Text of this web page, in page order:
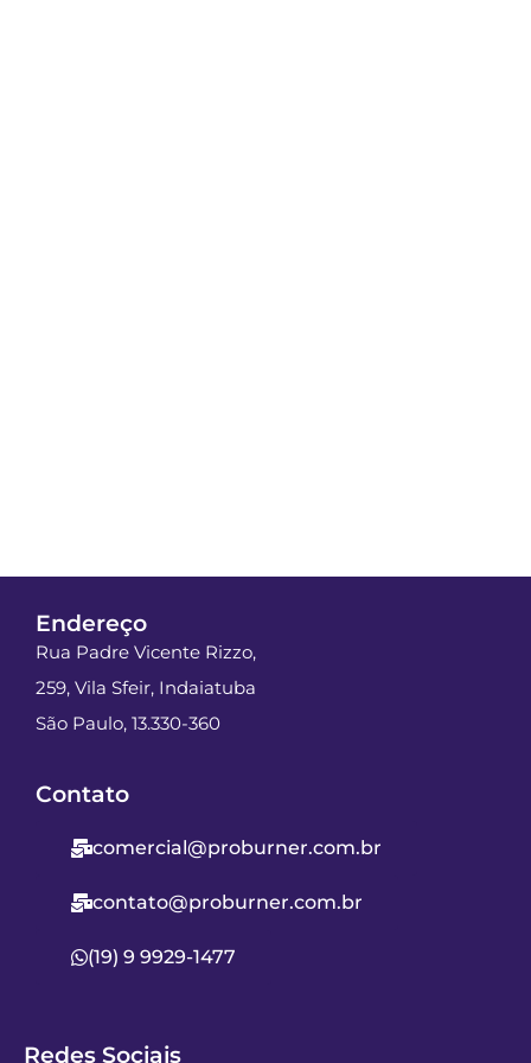
Endereço
Rua Padre Vicente Rizzo,
259, Vila Sfeir, Indaiatuba
São Paulo, 13.330-360
Contato
comercial@proburner.com.br
contato@proburner.com.br
(19) 9 9929-1477
Redes Sociais